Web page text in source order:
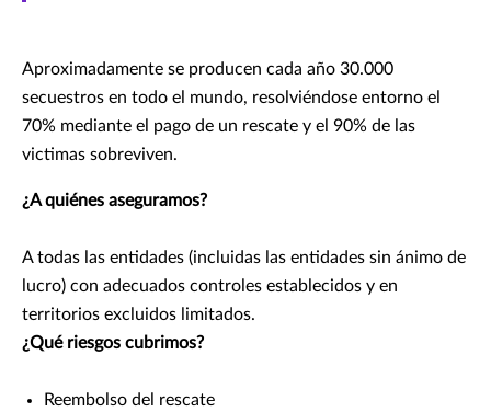
Aproximadamente se producen cada año 30.000
secuestros en todo el mundo, resolviéndose entorno el
70% mediante el pago de un rescate y el 90% de las
victimas sobreviven.
¿A quiénes aseguramos?
A todas las entidades (incluidas las entidades sin ánimo de
lucro) con adecuados controles establecidos y en
territorios excluidos limitados.
¿Qué riesgos cubrimos?
Reembolso del rescate